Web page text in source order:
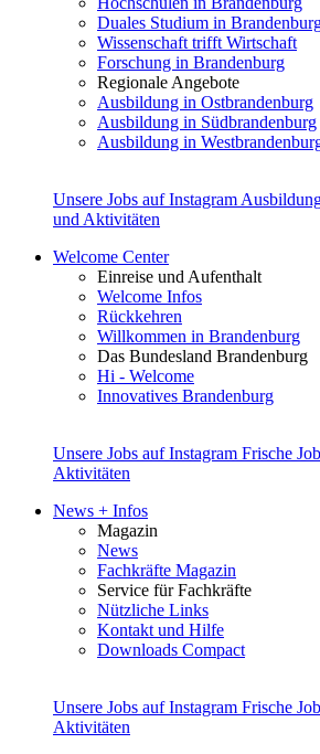
Duales Studium in
Wissenschaft trifft Wirtschaft
Forschung in Brandenburg
Regionale Angebote
Ausbildung in Ostbrandenburg
Ausbildung in Südbrandenburg
Ausbildung in
Unsere Jobs auf Instagram
und Aktivitäten
Welcome Center
Einreise und Aufenthalt
Welcome Infos
Rückkehren
Willkommen in Brandenburg
Das Bundesland Brandenburg
Hi - Welcome
Innovatives Brandenburg
Unsere Jobs auf Instagram Frische
Aktivitäten
News + Infos
Magazin
News
Fachkräfte Magazin
Service für Fachkräfte
Nützliche Links
Kontakt und Hilfe
Downloads Compact
Unsere Jobs auf Instagram Frische
Aktivitäten